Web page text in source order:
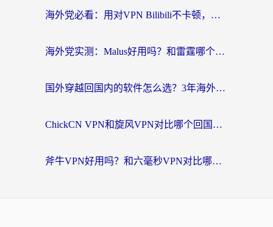
海外党必看：用对VPN Bilibili不卡顿，英国玩国内游戏也丝滑——2026回国加速器选择指南
海外党实测：Malus好用吗？和雷霆哪个好？+ 3款热门加速器深度对比
国外穿越回国内的软件怎么选？3年海外党亲测实用指南，告别地域限制
ChickCN VPN和旋风VPN对比哪个回国效果更好？海外党实测回国内网神器指南
斧牛VPN好用吗？和六毫秒VPN对比哪个回国效果更好？海外党亲测实用指南